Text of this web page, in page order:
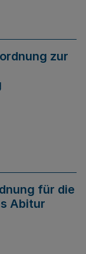
zur
für die
Abitur